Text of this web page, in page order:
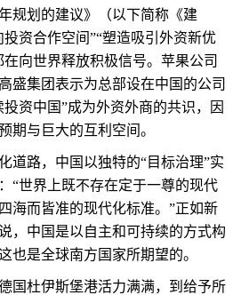
规划的建议》（以下简称《建
资合作空间”“塑造吸引外资新优
向世界释放积极信号。苹果公司
盛集团表示为总部设在中国的公司
资中国”成为外资外商的共识，因
期与巨大的互利空间。
路，中国以独特的“目标治理”实
“世界上既不存在定于一尊的现代
海而皆准的现代化标准。”正如新
，中国是以自主和可持续的方式构
也是全球南方国家所期望的。
杜伊斯堡港活力满满，到给予所